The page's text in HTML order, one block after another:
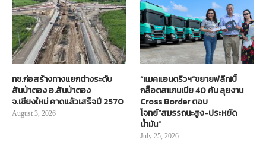
ทช.ก่อสร้างทางแยกต่างระดับ
สันป่าตอง อ.สันป่าตอง
จ.เชียงใหม่ คาดแล้วเสร็จปี 2570
August 3, 2026
“แมคแอนดริวฯ”ขยายฟลีท!บิ๊
กล็อตสแกนเนีย 40 คัน ลุยงาน
Cross Border ตอบ
โจทย์“สมรรถนะสูง-ประหยัด
น้ำมัน”
July 25, 2026